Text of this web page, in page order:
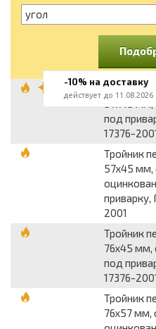
угол
Тройник
57x45 мм,
под
17376-
Тройник
57x45 мм,
приварку,
2001
Тройник
76x45 мм,
под
17376-
Тройник
76x57 мм,
-10% на доставку
действует до 11.08.2026